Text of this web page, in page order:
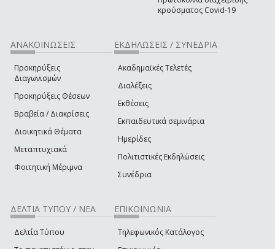
κρούσματος Covid-19
ΑΝΑΚΟΙΝΩΣΕΙΣ
Προκηρύξεις
Διαγωνισμών
Προκηρύξεις Θέσεων
Βραβεία / Διακρίσεις
Διοικητικά Θέματα
Μεταπτυχιακά
Φοιτητική Μέριμνα
ΕΚΔΗΛΩΣΕΙΣ / ΣΥΝΕΔΡΙΑ
Ακαδημαϊκές Τελετές
Διαλέξεις
Εκθέσεις
Εκπαιδευτικά σεμινάρια
Ημερίδες
Πολιτιστικές Εκδηλώσεις
Συνέδρια
ΔΕΛΤΙΑ ΤΥΠΟΥ / ΝΕΑ
Δελτία Τύπου
ΕΠΙΚΟΙΝΩΝΙΑ
Τηλεφωνικός Κατάλογος